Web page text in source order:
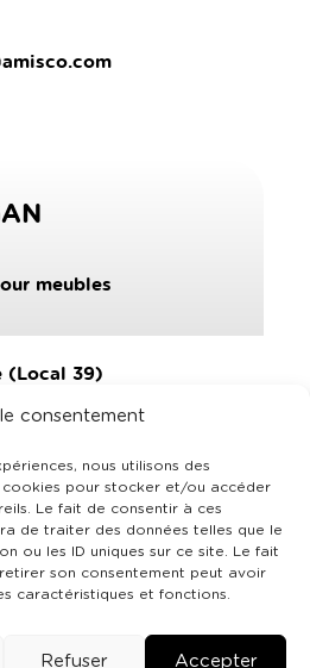
consentement
nous utilisons des
pour stocker et/ou accéder
Le fait de consentir à ces
de traiter des données telles que le
ou les ID uniques sur ce site. Le fait
son consentement peut avoir
caractéristiques et fonctions.
Accepter
Refuser
meubles
(Local 39)
© 2026 • Amisco | L’Islet |
•
de confidentialité